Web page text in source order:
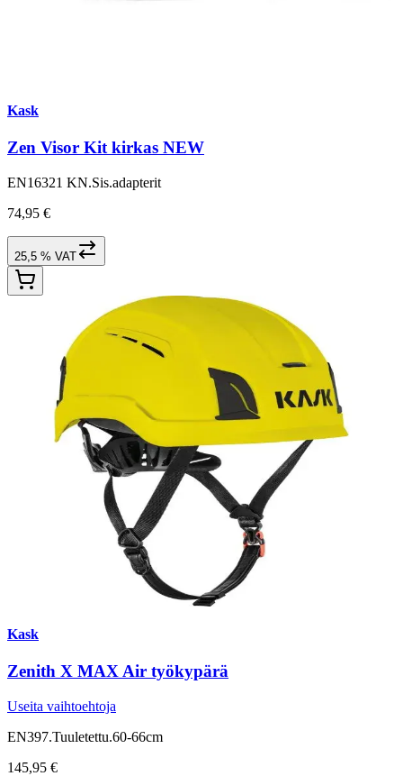
Kask
Zen Visor Kit kirkas NEW
EN16321 KN.Sis.adapterit
74,95 €
25,5 % VAT
Kask
Zenith X MAX Air työkypärä
Useita vaihtoehtoja
EN397.Tuuletettu.60-66cm
145,95 €